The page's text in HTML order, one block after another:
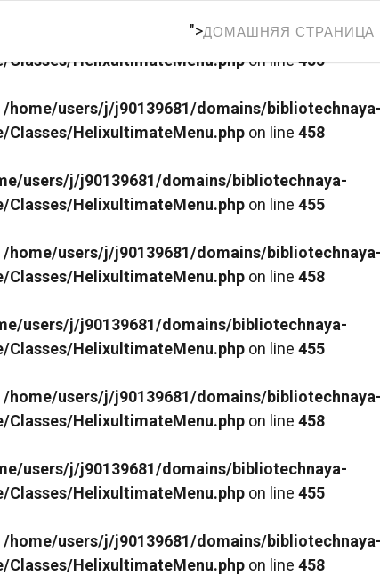
users/j/j90139681/domains/bibliotechnaya-
HelixultimateMenu.phpon line455
/home/users/j/j90139681/domains/bibliotechnaya-
HelixultimateMenu.php on line 458
users/j/j90139681/domains/bibliotechnaya-
HelixultimateMenu.php on line 455
/home/users/j/j90139681/domains/bibliotechnaya-
HelixultimateMenu.php on line 458
">ДОМАШНЯЯ СТРАНИЦА
users/j/j90139681/domains/bibliotechnaya-
HelixultimateMenu.php on line 455
/home/users/j/j90139681/domains/bibliotechnaya-
HelixultimateMenu.php on line 458
users/j/j90139681/domains/bibliotechnaya-
HelixultimateMenu.php on line 455
/home/users/j/j90139681/domains/bibliotechnaya-
HelixultimateMenu.php on line 458